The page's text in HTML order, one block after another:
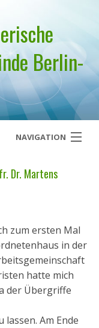
Berlin-
NAVIGATION
Dr. Martens
zum ersten Mal
in der
hatte mich
der Übergriffe
Am Ende